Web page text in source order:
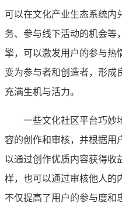
可以在文化产业生态系统内
务、参与线下活动的机会等
擎，可以激发用户的参与热
变为参与者和创造者，形成
充满生机与活力。
一些文化社区平台巧妙
容的创作和审核，并根据用
以通过创作优质内容获得收
样，也可以通过审核他人的
不仅提高了用户的参与度和